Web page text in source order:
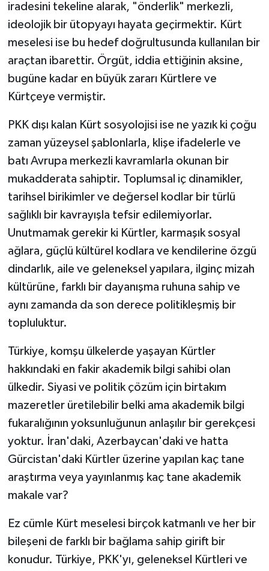
iradesini tekeline alarak, "önderlik" merkezli,
ideolojik bir ütopyayı hayata geçirmektir. Kürt
meselesi ise bu hedef doğrultusunda kullanılan bir
araçtan ibarettir. Örgüt, iddia ettiğinin aksine,
bugüne kadar en büyük zararı Kürtlere ve
Kürtçeye vermiştir.
PKK dışı kalan Kürt sosyolojisi ise ne yazık ki çoğu
zaman yüzeysel şablonlarla, klişe ifadelerle ve
batı Avrupa merkezli kavramlarla okunan bir
mukadderata sahiptir. Toplumsal iç dinamikler,
tarihsel birikimler ve değersel kodlar bir türlü
sağlıklı bir kavrayışla tefsir edilemiyorlar.
Unutmamak gerekir ki Kürtler, karmaşık sosyal
ağlara, güçlü kültürel kodlara ve kendilerine özgü
dindarlık, aile ve geleneksel yapılara, ilginç mizah
kültürüne, farklı bir dayanışma ruhuna sahip ve
aynı zamanda da son derece politikleşmiş bir
topluluktur.
Türkiye, komşu ülkelerde yaşayan Kürtler
hakkındaki en fakir akademik bilgi sahibi olan
ülkedir. Siyasi ve politik çözüm için birtakım
mazeretler üretilebilir belki ama akademik bilgi
fukaralığının yoksunluğunun anlaşılır bir gerekçesi
yoktur. İran'daki, Azerbaycan'daki ve hatta
Gürcistan'daki Kürtler üzerine yapılan kaç tane
araştırma veya yayınlanmış kaç tane akademik
makale var?
Ez cümle Kürt meselesi birçok katmanlı ve her bir
bileşeni de farklı bir bağlama sahip girift bir
konudur. Türkiye, PKK'yı, geleneksel Kürtleri ve